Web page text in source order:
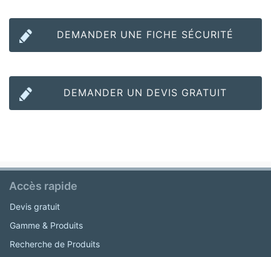
DEMANDER UNE FICHE SÉCURITÉ
DEMANDER UN DEVIS GRATUIT
Accès rapide
Devis gratuit
Gamme & Produits
Recherche de Produits